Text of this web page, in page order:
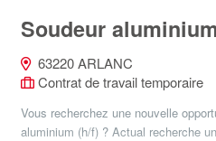
Soudeur
63220 ARLANC
Contrat de travail temporaire
Vous recherchez une nouvelle
aluminium (h/f) ? Actual recherche